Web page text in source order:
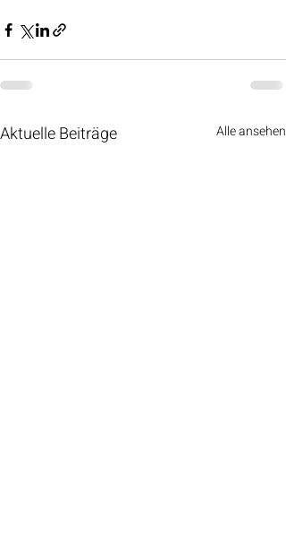
Aktuelle Beiträge Alle ansehen